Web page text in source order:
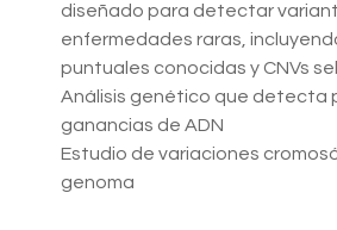
diseñado para detectar
enfermedades raras,
puntuales conocidas y CNVs
Análisis genético que detecta
ganancias de ADN
Estudio de variaciones
genoma